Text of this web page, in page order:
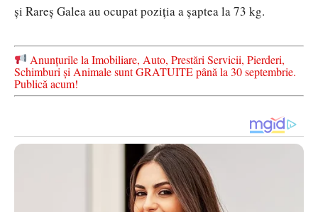
și Rareș Galea au ocupat poziția a șaptea la 73 kg.
Anunțurile la Imobiliare, Auto, Prestări Servicii, Pierderi,
Schimburi și Animale sunt GRATUITE până la 30 septembrie.
Publică acum!